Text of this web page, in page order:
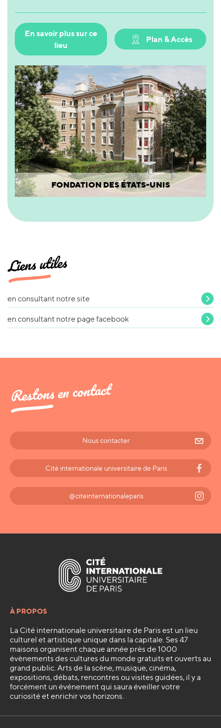
En savoir plus sur ce
lieu
Plan & Accès
FONDATION DES ÉTATS-UNIS
Liens utiles
en consultant notre site
en consultant notre page facebook
Restons en contact
Nous contacter
Cité internationale universitaire de Paris
@citeinternationaleparis
À PROPOS
La Cité internationale universitaire de Paris est un lieu
culturel et artistique unique dans la capitale. Ses 47
maisons organisent chaque année près de 1000
évènements des cultures du monde gratuits et ouverts au
grand public. Arts de la scène, musique, cinéma,
expositions, débats, rencontres ou visites guidées, il y a
forcément un événement qui saura éveiller votre
curiosité et enrichir vos horizons.